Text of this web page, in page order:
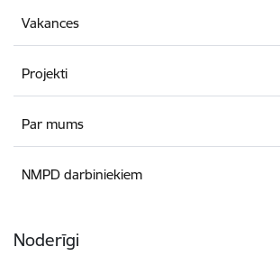
Vakances
Projekti
Par mums
NMPD darbiniekiem
Noderīgi